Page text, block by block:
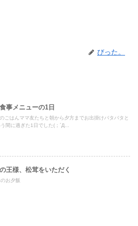
びった。
事メニューの1日
ごはんママ友たちと朝から夕方までお出掛けバタバタと
間に過ぎた1日でした(；´Д...
王様、松茸をいただく
お夕飯